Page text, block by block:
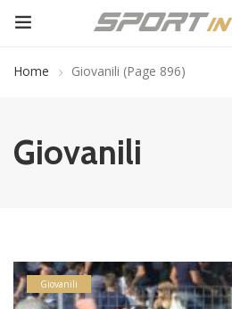
Home Giovanili (Page 896)
Giovanili
Giovanili